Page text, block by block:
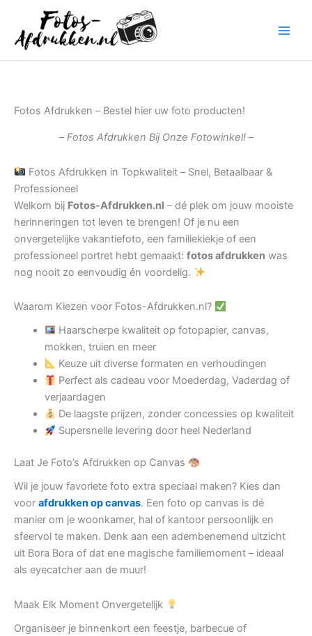
inhoud
Fotos Afdrukken – Bestel hier uw foto producten!
– Fotos Afdrukken Bij Onze Fotowinkel! –
Fotos Afdrukken in Topkwaliteit – Snel, Betaalbaar &
Professioneel
Welkom bij Fotos-Afdrukken.nl – dé plek om jouw mooiste
herinneringen tot leven te brengen! Of je nu een
onvergetelijke vakantiefoto, een familiekiekje of een
professioneel portret hebt gemaakt: fotos afdrukken was
nog nooit zo eenvoudig én voordelig.
Waarom Kiezen voor Fotos-Afdrukken.nl?
Haarscherpe kwaliteit op fotopapier, canvas,
mokken, truien en meer
Keuze uit diverse formaten en verhoudingen
Perfect als cadeau voor Moederdag, Vaderdag of
verjaardagen
De laagste prijzen, zonder concessies op kwaliteit
Supersnelle levering door heel Nederland
Laat Je Foto’s Afdrukken op Canvas
Wil je jouw favoriete foto extra speciaal maken? Kies dan
voor afdrukken op canvas. Een foto op canvas is dé
manier om je woonkamer, hal of kantoor persoonlijk en
sfeervol te maken. Denk aan een adembenemend uitzicht
uit Bora Bora of dat ene magische familiemoment – ideaal
als eyecatcher aan de muur!
Maak Elk Moment Onvergetelijk
Organiseer je binnenkort een feestje, barbecue of